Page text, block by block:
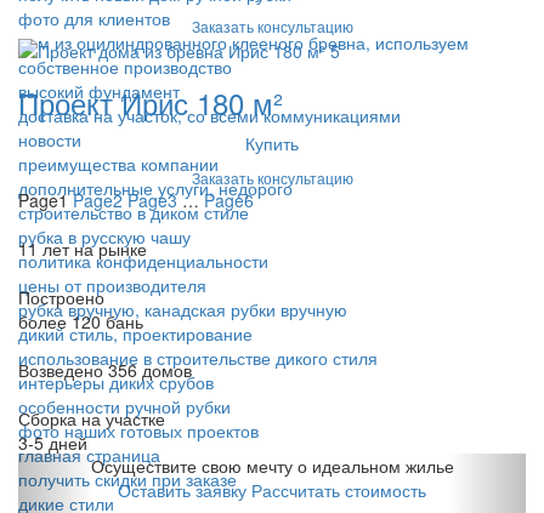
фото для клиентов
дом из оцилиндрованного клееного бревна, используем
собственное производство
высокий фундамент
доставка на участок, со всеми коммуникациями
новости
преимущества компании
дополнительные услуги, недорого
строительство в диком стиле
рубка в русскую чашу
политика конфиденциальности
цены от производителя
рубка вручную, канадская рубки вручную
дикий стиль, проектирование
использование в строительстве дикого стиля
интерьеры диких срубов
особенности ручной рубки
фото наших готовых проектов
главная страница
получить скидки при заказе
дикие стили
Заказать консультацию
Проект Ирис 180 м²
Купить
Заказать консультацию
Page1 Page2 Page3 … Page6
11 лет на рынке
Построено
более 120 бань
Возведено 356 домов
Сборка на участке
3-5 дней
Осуществите свою мечту о идеальном жилье
Оставить заявку Рассчитать стоимость